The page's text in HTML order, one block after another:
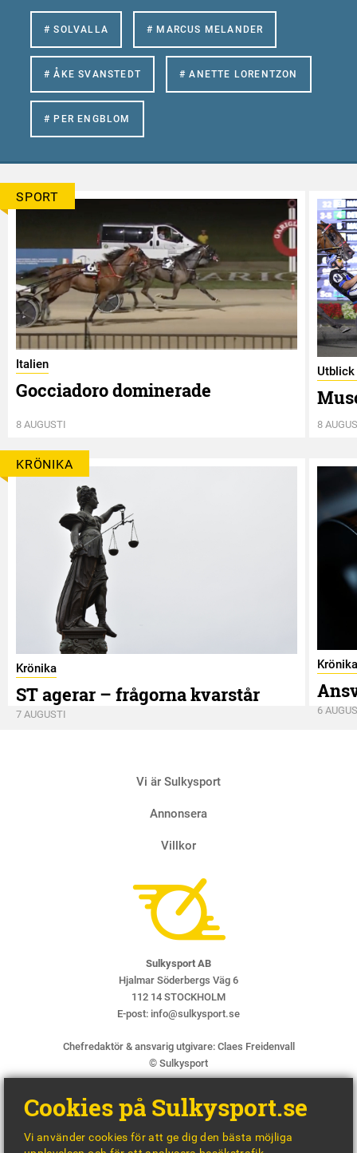
# SOLVALLA # MARCUS MELANDER
# ÅKE SVANSTEDT # ANETTE LORENTZON
# PER ENGBLOM
SPORT
Italien
Gocciadoro dominerade
8 AUGUSTI
Utblick
8
KRÖNIKA
Krönika
ST agerar – frågorna kvarstår
7 AUGUSTI
Krönika
6
Vi är Sulkysport
Annonsera
Villkor
Sulkysport AB
Hjalmar Söderbergs Väg 6
112 14 STOCKHOLM
E-post: info@sulkysport.se
Chefredaktör & ansvarig utgivare: Claes Freidenvall
© Sulkysport
Cookies på Sulkysport.se
Vi använder cookies för att ge dig den bästa möjliga